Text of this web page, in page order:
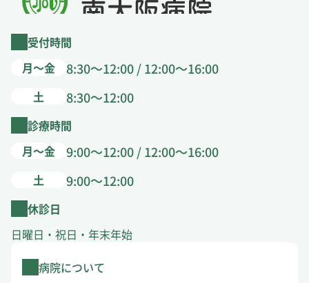
受付時間
月～金
8:30～12:00 / 12:00～16:00
土 8:30～12:00
診療時間
月～金
9:00～12:00 / 12:00～16:00
土 9:00～12:00
休診日
日曜日・祝日・年末年始
病院について